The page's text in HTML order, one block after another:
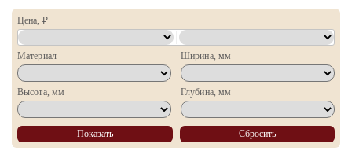
Цена, ₽
Материал Ширина, мм
Высота, мм Глубина, мм
Показать